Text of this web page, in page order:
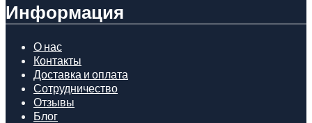
Информация
О нас
Контакты
Доставка и оплата
Сотрудничество
Отзывы
Блог